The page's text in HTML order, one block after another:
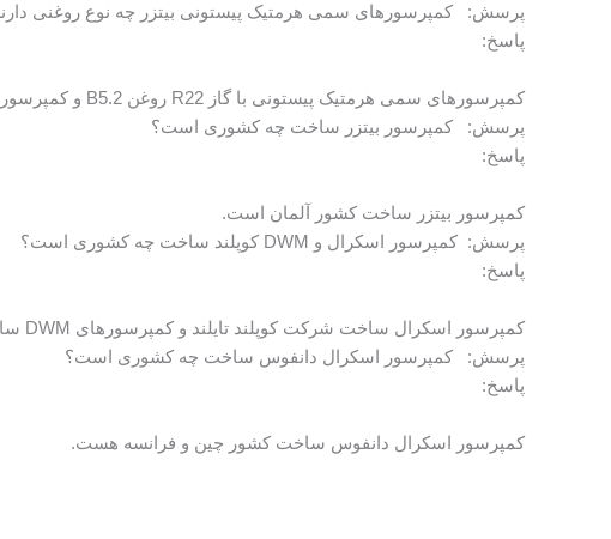
پرسش: کمپرسورهای سمی هرمتیک پیستونی بیتزر چه نوع روغنی
پاسخ:
کمپرسورهای سمی هرمتیک پیستونی با گاز R22 روغن B5.2 و کمپرسورهای سمی هرمتیک پیستونی با گاز R134a/R407C/R404A/R507A/R407A/R407F روغن BSE32 دارند.
پرسش: کمپرسور بیتزر ساخت چه کشوری است؟
پاسخ:
کمپرسور بیتزر ساخت کشور آلمان است.
پرسش: کمپرسور اسکرال و DWM کوپلند ساخت چه کشوری است؟
پاسخ:
کمپرسور اسکرال ساخت شرکت کوپلند تایلند و کمپرسورهای DWM ساخت شرکت کوپلند چک است.
پرسش: کمپرسور اسکرال دانفوس ساخت چه کشوری است؟
پاسخ:
کمپرسور اسکرال دانفوس ساخت کشور چین و فرانسه هست.